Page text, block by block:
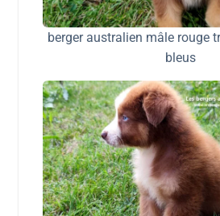
berger australien mâle rouge
bleus